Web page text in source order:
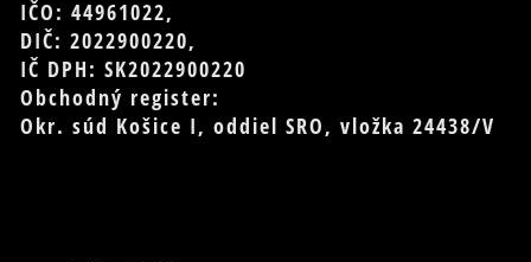
IČO: 44961022,
DIČ: 2022900220,
IČ DPH: SK2022900220
Obchodný register:
Okr. súd Košice I, oddiel SRO, vložka 24438/V